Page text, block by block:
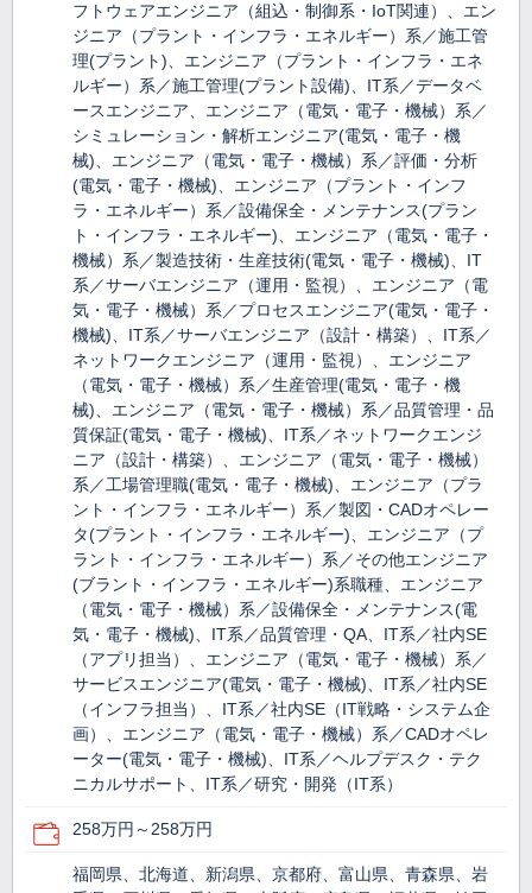
フトウェアエンジニア（組込・制御系・IoT関連）、エン
ジニア（プラント・インフラ・エネルギー）系／施工管
理(プラント)、エンジニア（プラント・インフラ・エネ
ルギー）系／施工管理(プラント設備)、IT系／データベ
ースエンジニア、エンジニア（電気・電子・機械）系／
シミュレーション・解析エンジニア(電気・電子・機
械)、エンジニア（電気・電子・機械）系／評価・分析
(電気・電子・機械)、エンジニア（プラント・インフ
ラ・エネルギー）系／設備保全・メンテナンス(プラン
ト・インフラ・エネルギー)、エンジニア（電気・電子・
機械）系／製造技術・生産技術(電気・電子・機械)、IT
系／サーバエンジニア（運用・監視）、エンジニア（電
気・電子・機械）系／プロセスエンジニア(電気・電子・
機械)、IT系／サーバエンジニア（設計・構築）、IT系／
ネットワークエンジニア（運用・監視）、エンジニア
（電気・電子・機械）系／生産管理(電気・電子・機
械)、エンジニア（電気・電子・機械）系／品質管理・品
質保証(電気・電子・機械)、IT系／ネットワークエンジ
ニア（設計・構築）、エンジニア（電気・電子・機械）
系／工場管理職(電気・電子・機械)、エンジニア（プラ
ント・インフラ・エネルギー）系／製図・CADオペレー
タ(プラント・インフラ・エネルギー)、エンジニア（プ
ラント・インフラ・エネルギー）系／その他エンジニア
(ブラント・インフラ・エネルギー)系職種、エンジニア
（電気・電子・機械）系／設備保全・メンテナンス(電
気・電子・機械)、IT系／品質管理・QA、IT系／社内SE
（アプリ担当）、エンジニア（電気・電子・機械）系／
サービスエンジニア(電気・電子・機械)、IT系／社内SE
（インフラ担当）、IT系／社内SE（IT戦略・システム企
画）、エンジニア（電気・電子・機械）系／CADオペレ
ーター(電気・電子・機械)、IT系／ヘルプデスク・テク
ニカルサポート、IT系／研究・開発（IT系）
258万円～258万円
福岡県、北海道、新潟県、京都府、富山県、青森県、岩